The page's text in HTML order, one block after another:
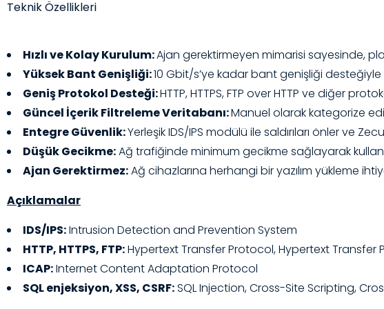
Teknik Özellikleri
Hızlı ve Kolay Kurulum:Ajan gerektirmeyen mimarisi sayesinde,
Yüksek Bant Genişliği:10 Gbit/s’ye kadar bant genişliği
Geniş Protokol Desteği:HTTP, HTTPS, FTP over HTTP ve diğer
Güncel İçerik Filtreleme Veritabanı:Manuel olarak kategorize
Entegre Güvenlik:Yerleşik IDS/IPS modülü ile saldırıları önler ve
Düşük Gecikme:Ağ trafiğinde minimum gecikme sağlayarak
Ajan Gerektirmez:Ağ cihazlarına herhangi bir yazılım yükleme
Açıklamalar
IDS/IPS:Intrusion Detection and Prevention System
HTTP, HTTPS, FTP:Hypertext Transfer Protocol, Hypertext Transfer
ICAP:Internet Content Adaptation Protocol
SQL enjeksiyon, XSS, CSRF:SQL Injection, Cross-Site Scripting,